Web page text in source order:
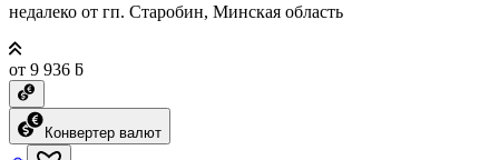
недалеко от гп. Старобин, Минская область
от 9 936 ƃ
Конвертер валют